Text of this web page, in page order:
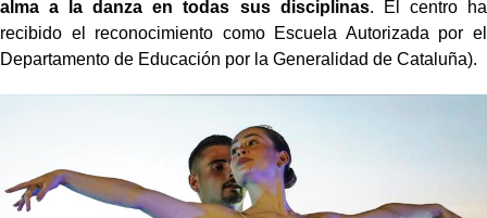
alma a la danza en todas sus disciplinas. El centro ha
recibido el reconocimiento como Escuela Autorizada por el
Departamento de Educación por la Generalidad de Cataluña).